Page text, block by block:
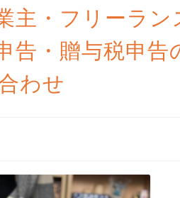
主・フリーラ
告・贈与税申告
わせ